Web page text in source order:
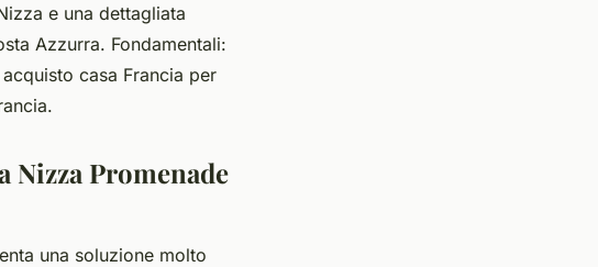
e una dettagliata
Azzurra. Fondamentali:
casa Francia per
Promenade
una soluzione molto